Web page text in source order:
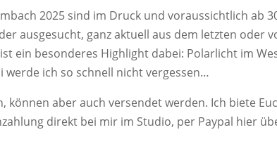
2025 sind im Druck und voraussichtlich ab
ausgesucht, ganz aktuell aus dem letzten oder
ein besonderes Highlight dabei: Polarlicht im
werde ich so schnell nicht vergessen…
aber auch versendet werden. Ich biete
direkt bei mir im Studio, per Paypal hier